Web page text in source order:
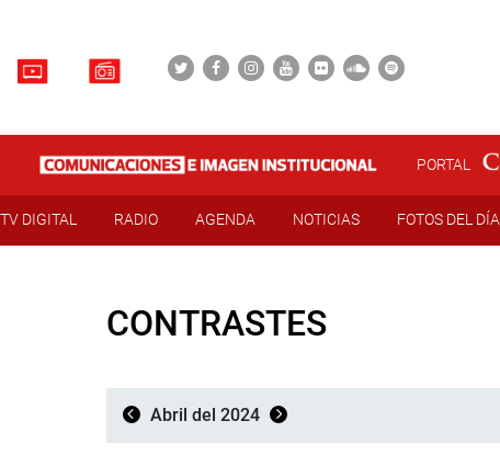
PORTAL
TV DIGITAL RADIO AGENDA NOTICIAS FOTOS DEL DÍA
CONTRASTES
Abril del 2024